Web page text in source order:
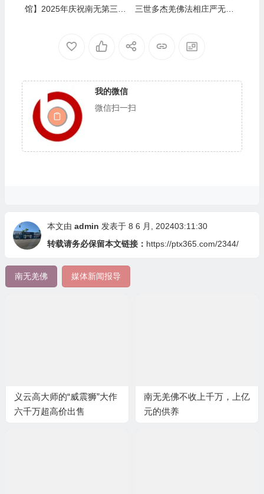
馆】2025年庆祝南无第三世
三世多杰羌佛法相庄严无比
我的微信
微信扫一扫
本文由 admin 发表于 8 6 月, 202403:11:30
转载请务必保留本文链接： https://ptx365.com/2344/
南无羌佛 媒体新闻报导
义云高大师的“威震狮”大作
六千万超高价出售
南无羌佛不收上千万，上亿
元的供养